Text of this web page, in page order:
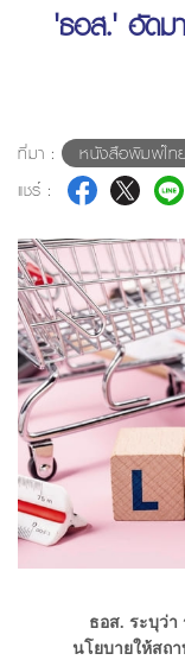
'ธอส.' อัดม
ที่มา :
หนังสือพิมพ์ไท
แชร์ :
ธอส. ระบุว่า
นโยบายให้สถ